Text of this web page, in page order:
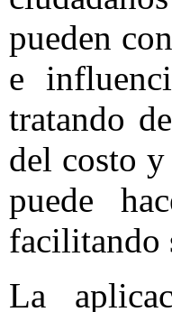
pueden
e
tratando
del costo
puede
facilitando
La